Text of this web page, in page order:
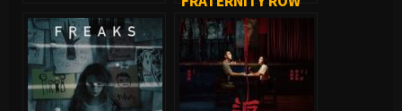
(2018)